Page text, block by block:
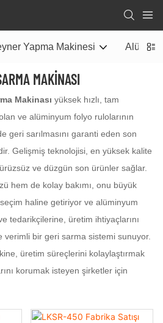
Yapma Makinesi
MAKINASI
Makinası yüksek hızlı, tam
ve alüminyum folyo rulolarının
geri sarılmasını garanti eden son
Gelişmiş teknolojisi, en yüksek kalite
ve düzgün son ürünler sağlar.
hem de kolay bakımı, onu büyük
haline getiriyor ve alüminyum
tedarikçilerine, üretim ihtiyaçlarını
verimli bir geri sarma sistemi sunuyor.
üretim süreçlerini kolaylaştırmak
korumak isteyen şirketler için